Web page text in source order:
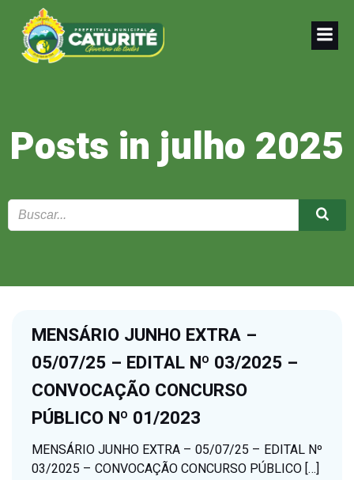
Posts in julho 2025
MENSÁRIO JUNHO EXTRA –
05/07/25 – EDITAL Nº 03/2025 –
CONVOCAÇÃO CONCURSO
PÚBLICO Nº 01/2023
MENSÁRIO JUNHO EXTRA – 05/07/25 – EDITAL Nº
03/2025 – CONVOCAÇÃO CONCURSO PÚBLICO […]